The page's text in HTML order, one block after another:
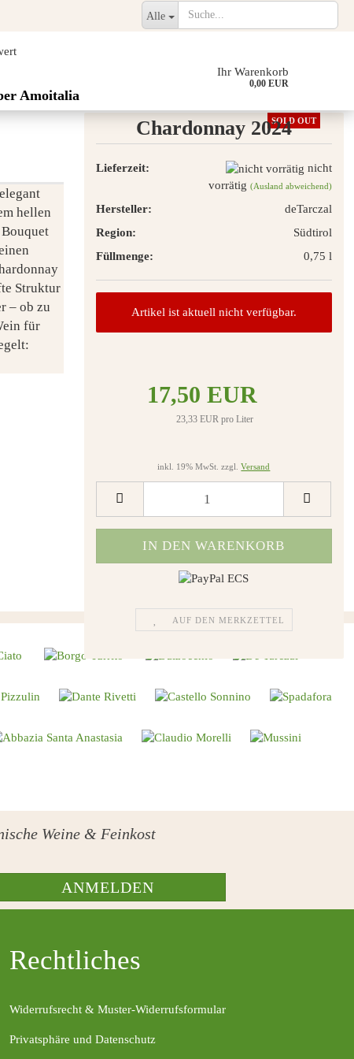
Alle
Ihr Warenkorb
0,00 EUR
Amoitalia
SOLD OUT
Chardonnay 2024
Lieferzeit:
nicht
vorrätig (Ausland abweichend)
Hersteller:
deTarczal
Region:
Südtirol
Füllmenge:
0,75 l
Artikel ist aktuell nicht verfügbar.
17,50 EUR
23,33 EUR pro Liter
inkl. 19% MwSt. zzgl.Versand
AUF DEN MERKZETTEL
hellen
Struktur
– ob zu
für
Weine & Feinkost
ANMELDEN
Rechtliches
Widerrufsrecht & Muster-Widerrufsformular
Privatsphäre und Datenschutz